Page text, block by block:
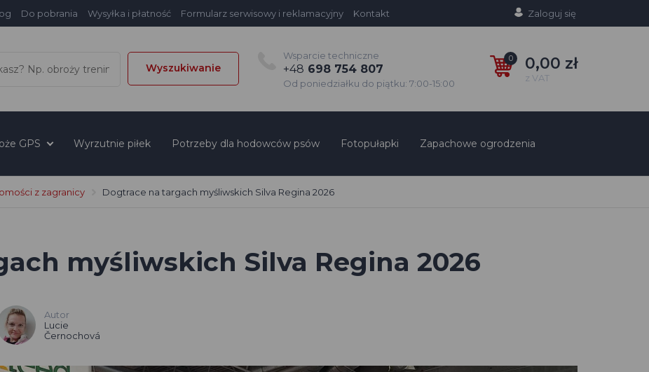
Do pobrania Wysyłka i płatność Formularz serwisowy i reklamacyjny Kontakt Zaloguj się
Wyszukiwanie
Wsparcie techniczne
+48 698 754 807
Od poniedziałku do piątku: 7:00-15:00
0 0,00 zł
z VAT
GPS Wyrzutnie piłek Potrzeby dla hodowców psów Fotopułapki Zapachowe ogrodzenia
z zagranicy Dogtrace na targach myśliwskich Silva Regina 2026
myśliwskich Silva Regina 2026
Autor
Lucie
Černochová